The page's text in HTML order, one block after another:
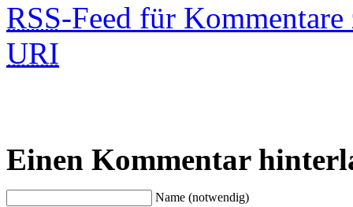
RSS-Feed für
URI
Einen Kommentar
Name (notwendig)